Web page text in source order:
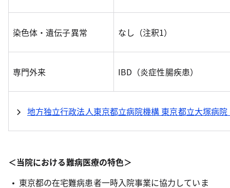
染色体・遺伝子異常 なし（注釈1）
専門外来 IBD（炎症性腸疾患）
地方独立行政法人東京都立病院機構 東京都立大塚病
＜当院における難病医療の特色＞
東京都の在宅難病患者一時入院事業に協力していま